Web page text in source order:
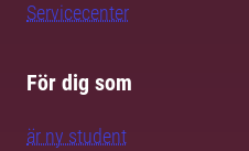
Servicecenter
För dig som
är ny student